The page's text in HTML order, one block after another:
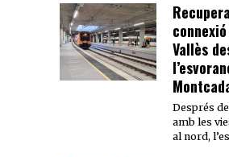
Vallès
Després
amb les
al nord,